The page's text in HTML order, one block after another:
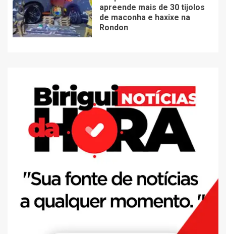
apreende mais de 30 tijolos
de maconha e haxixe na
Rondon